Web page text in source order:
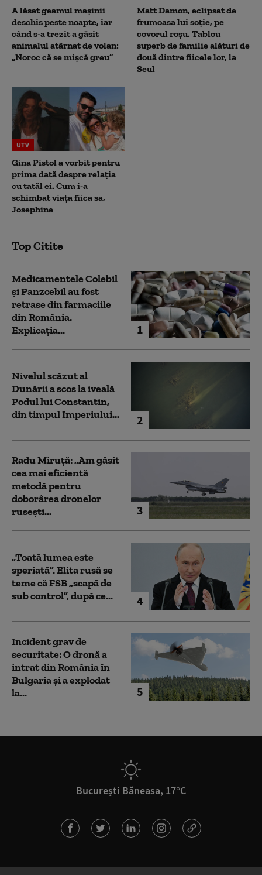
A lăsat geamul mașinii
deschis peste noapte, iar
când s-a trezit a găsit
animalul atârnat de volan:
„Noroc că se mișcă greu”
Matt Damon, eclipsat de
frumoasa lui soție, pe
covorul roșu. Tablou
superb de familie alături de
două dintre fiicele lor, la
Seul
UTV
Gina Pistol a vorbit pentru
prima dată despre relația
cu tatăl ei. Cum i-a
schimbat viața fiica sa,
Josephine
Top Citite
1
Medicamentele Colebil
și Panzcebil au fost
retrase din farmaciile
din România.
Explicația...
2
Nivelul scăzut al
Dunării a scos la iveală
Podul lui Constantin,
din timpul Imperiului...
3
Radu Miruță: „Am găsit
cea mai eficientă
metodă pentru
doborârea dronelor
rusești...
4
„Toată lumea este
speriată”. Elita rusă se
teme că FSB „scapă de
sub control”, după ce...
5
Incident grav de
securitate: O dronă a
intrat din România în
Bulgaria şi a explodat
la...
București Băneasa, 17°C